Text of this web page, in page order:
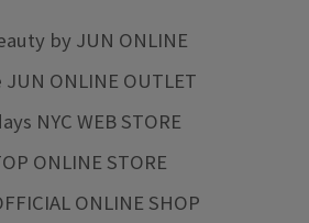
by JUN ONLINE
JUN ONLINE OUTLET
NYC WEB STORE
ONLINE STORE
ONLINE SHOP